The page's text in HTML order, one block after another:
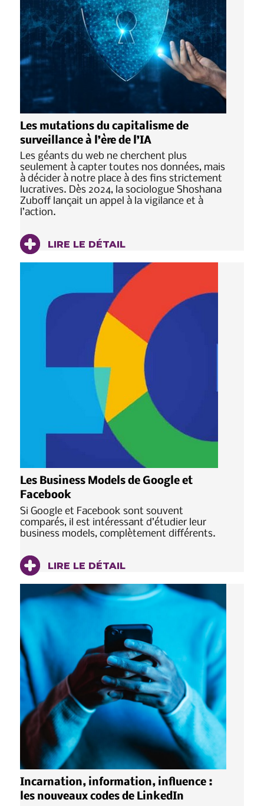
Les mutations du capitalisme de
surveillance à l’ère de l’IA
Les géants du web ne cherchent plus
seulement à capter toutes nos données, mais
à décider à notre place à des fins strictement
lucratives. Dès 2024, la sociologue Shoshana
Zuboff lançait un appel à la vigilance et à
l’action.
LIRE LE DÉTAIL
Les Business Models de Google et
Facebook
Si Google et Facebook sont souvent
comparés, il est intéressant d’étudier leur
business models, complètement différents.
LIRE LE DÉTAIL
Incarnation, information, influence :
les nouveaux codes de LinkedIn